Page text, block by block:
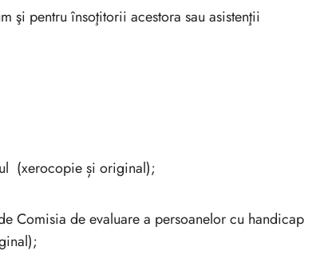
şi pentru însoţitorii acestora sau asistenţii
(xerocopie și original);
Comisia de evaluare a persoanelor cu handicap